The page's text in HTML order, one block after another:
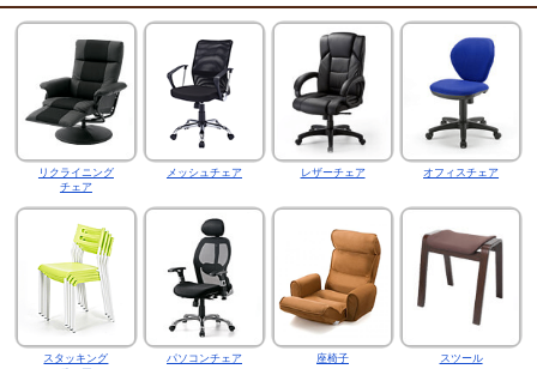
リクライニング
チェア
メッシュチェア レザーチェア オフィスチェア
スタッキング
パソコンチェア 座椅子 スツール